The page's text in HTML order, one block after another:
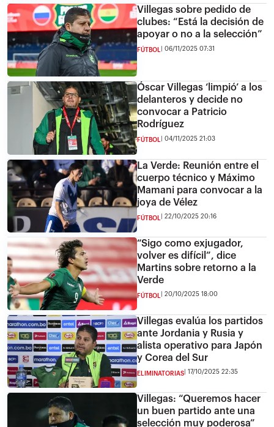
Villegas sobre pedido de
clubes: “Está la decisión de
apoyar o no a la selección”
FÚTBOL 06/11/2025 07:31
Óscar Villegas ‘limpió’ a los
delanteros y decide no
convocar a Patricio
Rodríguez
FÚTBOL 04/11/2025 21:03
La Verde: Reunión entre el
cuerpo técnico y Máximo
Mamani para convocar a la
joya de Vélez
FÚTBOL 22/10/2025 20:16
“Sigo como exjugador,
volver es difícil”, dice
Martins sobre retorno a la
Verde
FÚTBOL 20/10/2025 18:00
Villegas evalúa los partidos
ante Jordania y Rusia y
alista operativo para Japón
y Corea del Sur
ELIMINATORIAS 17/10/2025 22:35
Villegas: “Queremos hacer
un buen partido ante una
selección muy poderosa”